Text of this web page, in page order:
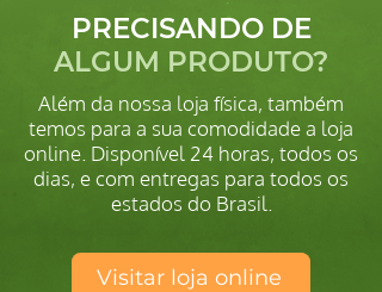
PRECISANDO DE
ALGUM PRODUTO?
Além da nossa loja física, também
temos para a sua comodidade a loja
online. Disponível 24 horas, todos os
dias, e com entregas para todos os
estados do Brasil.
Visitar loja online